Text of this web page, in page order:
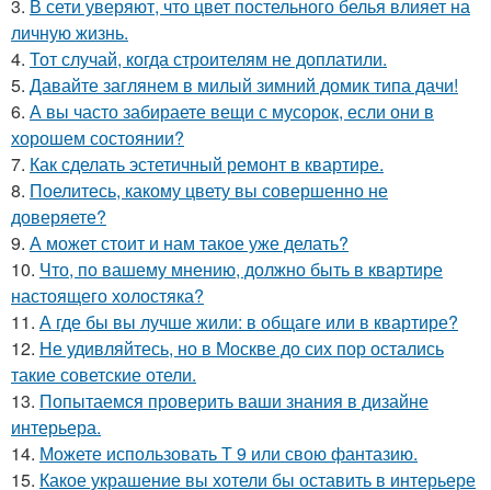
3. В сети уверяют, что цвет постельного белья влияет на
личную жизнь.
4. Тот случай, когда строителям не доплатили.
5. Давайте заглянем в милый зимний домик типа дачи!
6. А вы часто забираете вещи с мусорок, если они в
хорошем состоянии?
7. Как сделать эстетичный ремонт в квартире.
8. Поелитесь, какому цвету вы совершенно не
доверяете?
9. А может стоит и нам такое уже делать?
10. Что, по вашему мнению, должно быть в квартире
настоящего холостяка?
11. А где бы вы лучше жили: в общаге или в квартире?
12. Не удивляйтесь, но в Москве до сих пор остались
такие советские отели.
13. Попытаемся проверить ваши знания в дизайне
интерьера.
14. Можете использовать Т 9 или свою фантазию.
15. Какое украшение вы хотели бы оставить в интерьере